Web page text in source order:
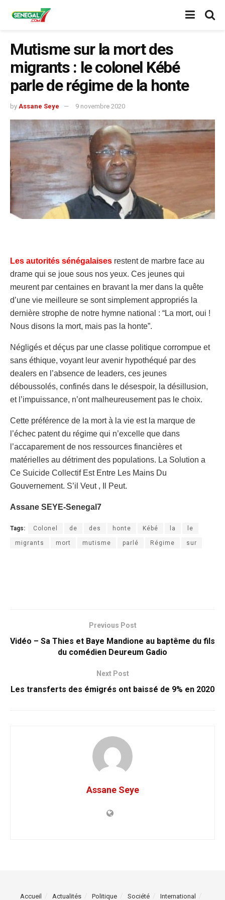
Mutisme sur la mort des
migrants : le colonel Kébé
parle de régime de la honte
by Assane Seye 9 novembre 2020
Les autorités sénégalaises restent de marbre face au
drame qui se joue sous nos yeux. Ces jeunes qui
meurent par centaines en bravant la mer dans la quête
d’une vie meilleure se sont simplement appropriés la
dernière strophe de notre hymne national : “La mort, oui !
Nous disons la mort, mais pas la honte”.
Négligés et déçus par une classe politique corrompue et
sans éthique, voyant leur avenir hypothéqué par des
dealers en l’absence de leaders, ces jeunes
déboussolés, confinés dans le désespoir, la désillusion,
et l’impuissance, n’ont malheureusement pas le choix.
Cette préférence de la mort à la vie est la marque de
l’échec patent du régime qui n’excelle que dans
l’accaparement de nos ressources financières et
matérielles au détriment des populations. La Solution a
Ce Suicide Collectif Est Entre Les Mains Du
Gouvernement. S’il Veut , Il Peut.
Assane SEYE-Senegal7
Tags: Colonel de des honte Kébé la le
migrants mort mutisme parlé Régime sur
Previous Post
Vidéo – Sa Thies et Baye Mandione au baptême du fils
du comédien Deureum Gadio
Next Post
Les transferts des émigrés ont baissé de 9% en 2020
Assane Seye
Accueil Actualités Politique Société International